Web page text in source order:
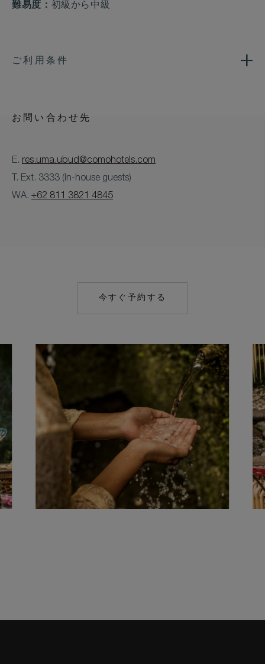
難易度： 初級から中級
ご利用条件
お問い合わせ先
E. res.uma.ubud@comohotels.com
T. Ext. 3333 (In-house guests)
WA. +62 811 3821 4845
今すぐ予約する
MAILTO: